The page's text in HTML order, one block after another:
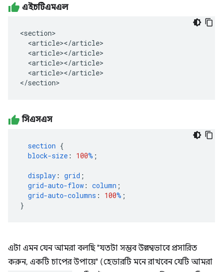
এইচটিএমএল
<section>
  <article></article>
  <article></article>
  <article></article>
  <article></article>
</section>
সিএসএস
section {
block-size : 100% ;
display : grid ;
grid-auto-flow : column ;
grid-auto-columns : 100% ;
}
এটা এমন যেন আমরা বলছি "যতটা সম্ভব উল্লম্বভাবে প্রসারিত
করুন, একটি চাপের উপায়ে" (হেডারটি মনে রাখবেন যেটি আমরা